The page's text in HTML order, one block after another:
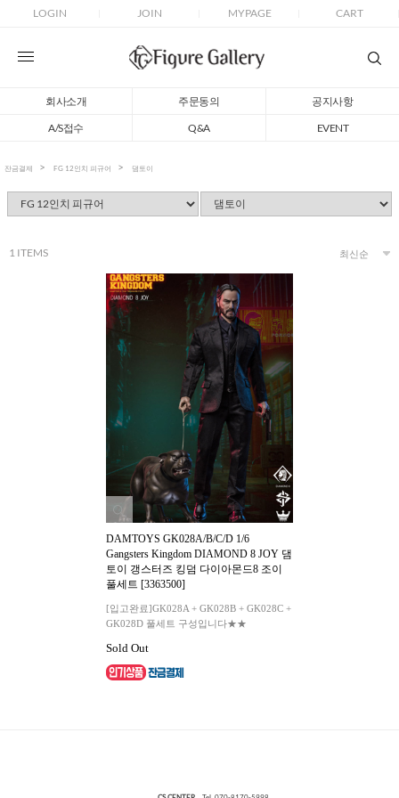
LOGIN JOIN MYPAGE CART
회사소개 주문동의
공지사항
A/S접수
Q&A EVENT
잔금결제 FG 12인치 피규어 댐토이
1 ITEMS
DAMTOYS GK028A/B/C/D 1/6
Gangsters Kingdom DIAMOND 8 JOY 댐
토이 갱스터즈 킹덤 다이아몬드8 조이
풀세트 [3363500]
[입고완료]GK028A + GK028B + GK028C +
GK028D 풀세트 구성입니다★★
Sold Out